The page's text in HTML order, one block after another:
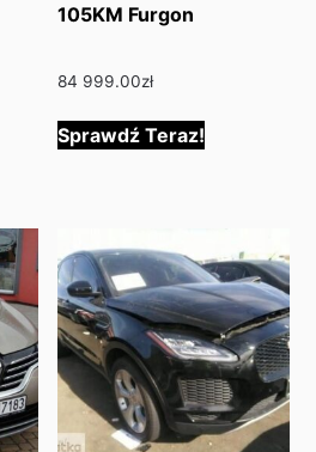
105KM Furgon
84 999.00zł
Sprawdź Teraz!